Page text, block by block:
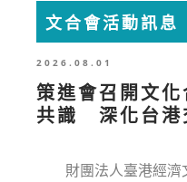
文合會活動訊息
2026.08.01
策進會召開文
共識 深化台港
財團法人臺港經濟